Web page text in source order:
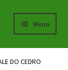
Menu
DO CEDRO